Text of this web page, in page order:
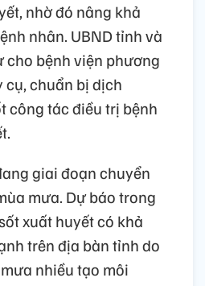
nhờ đó nâng khả
nhân. UBND tỉnh và
cho bệnh viện phương
cụ, chuẩn bị dịch
công tác điều trị bệnh
giai đoạn chuyển
mưa. Dự báo trong
xuất huyết có khả
trên địa bàn tỉnh do
nhiều tạo môi